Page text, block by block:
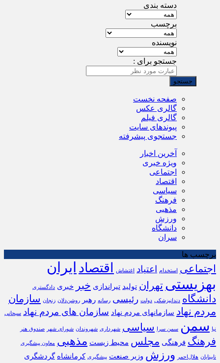
دسته بندی
برچسب
نویسنده
جستجو برای :
صفحه نخست
گالری عکس
گالری فیلم
پیوندهای سایت
جستجوی پیشرفته
آخرین اخبار
ویژه خبری
اجتماعی
اقتصاد
سیاسی
فرهنگ
مذهبی
ورزش
دانشگاه
سران
برچسب ها
اجتماعی استخدام اعتیاد اغتشاش اقتصاد ایران
بهزیستی تهران تولید تیراندازی خبر خبری دادگستری
دانشگاه دندانپزشکی دولت رئیسی رسانه رهبر روشن‌دلان زنجان سازمان
مردم نهاد سازمانهای مردم نهاد سازمان های مردم نهاد سبحانی
نیا سمن سمن سرا سیاسی شهرداری شهروندان شورای شهر صندوق هنر
فرهنگ فرهنگی مجلس محیط زیست مذهبی معاون پیشگیری
نابینایان هلال‌احمر ورزش وزیر صنعت پیشگیری کرمانشاه گردشگری